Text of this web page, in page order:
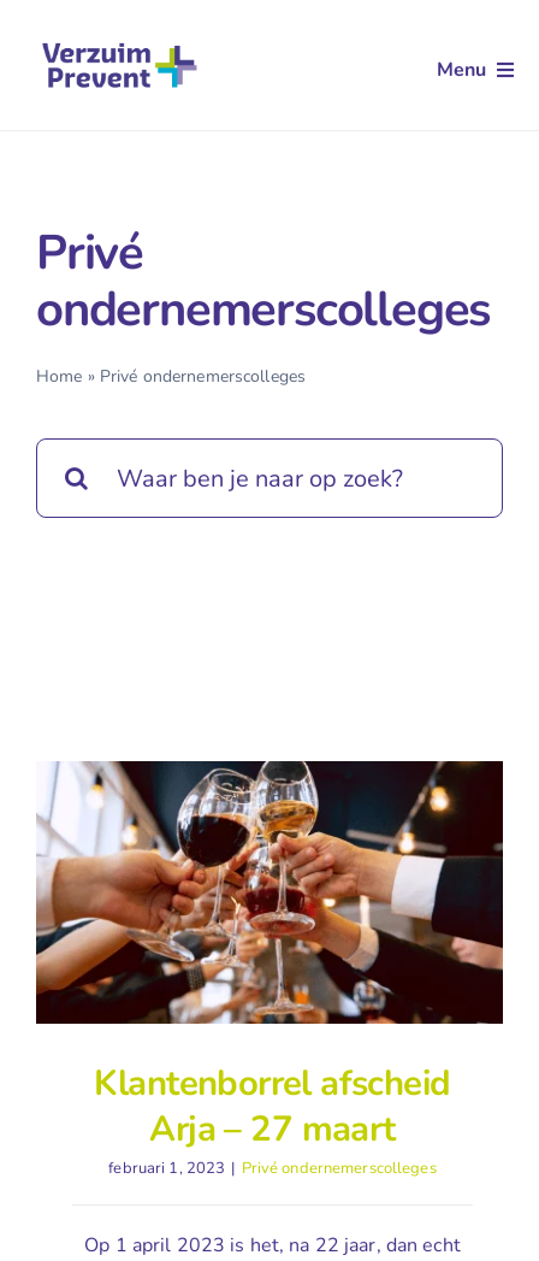
inhoud
Menu
Klantverhalen
Kennis
Over ons
Contact
Privé
ondernemerscolleges
Home » Privé ondernemerscolleges
Zoeken
naar:
Klantenborrel afscheid
Arja – 27 maart
februari 1, 2023 | Privé ondernemerscolleges
Op 1 april 2023 is het, na 22 jaar, dan echt